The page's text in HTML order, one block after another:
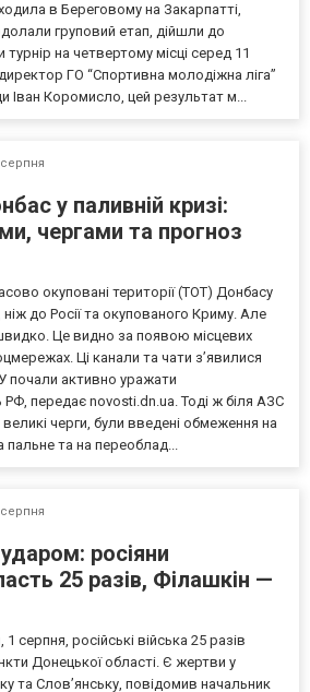
в Береговому на Закарпатті,
груповий етап, дійшли до
на четвертому місці серед 11
ГО “Спортивна молодіжна ліга”
Іван Коромисло, цей результат м...
у паливній кризі:
чергами та прогноз
окуповані території (ТОТ) Донбасу
до Росії та окупованого Криму. Але
Це видно за появою місцевих
Ці канали та чати з’явилися
почали активно уражати
передає novosti.dn.ua. Тоді ж біля АЗС
черги, були введені обмеження на
пальне та на переоблад...
росіяни
25 разів, Філашкін —
серпня, російські війська 25 разів
Донецької області. Є жертви у
та Слов’янську, повідомив начальник